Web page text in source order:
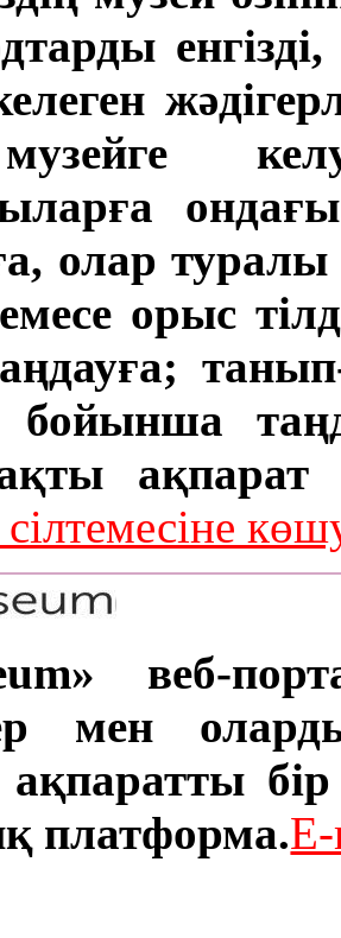
олар туралы
орыс
бойынша
ақпарат
веб-
мен
бір
платформа.